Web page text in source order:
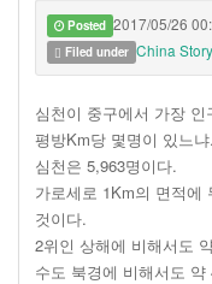
Posted 2017/05/26
Filed under China Story
심천이 중구에서 가장
평방Km당 몇명이 있느
심천은 5,963명이다.
가로세로 1Km의 면적에
것이다.
2위인 상해에 비해서도
수도 북경에 비해서도